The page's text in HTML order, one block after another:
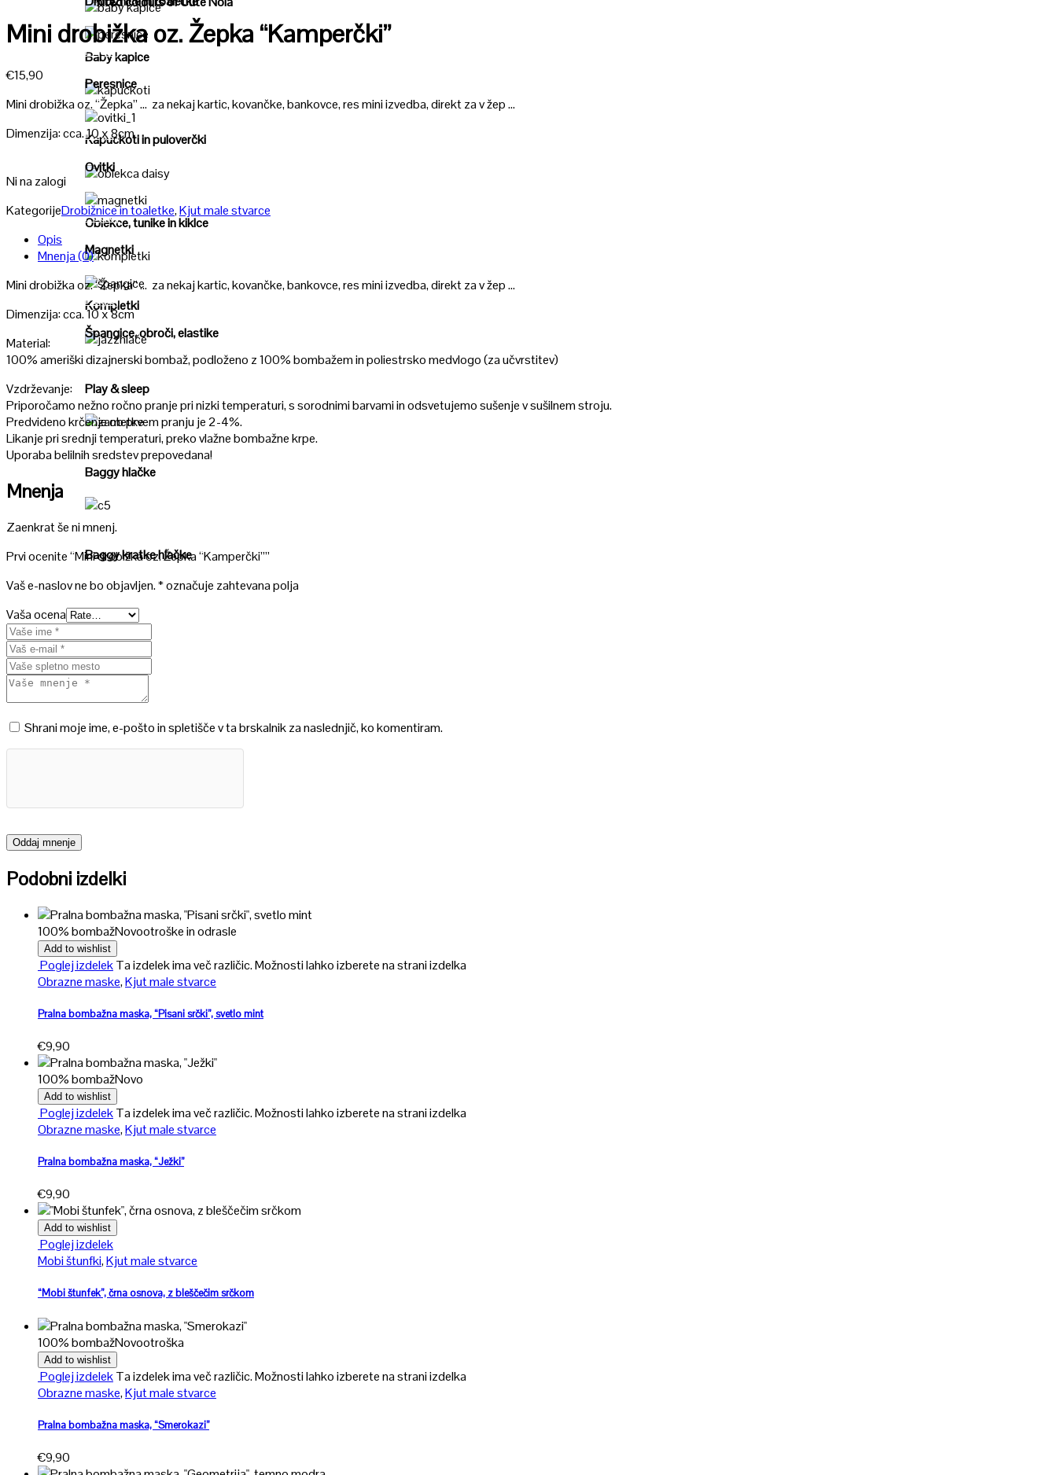
Poglej
Baby kapice
Poglej
Kapuckoti in puloverčki
Poglej
Oblekce, tunike in kiklce
Poglej
Kompletki
Poglej
Play & sleep
Poglej
Baggy hlačke
Poglej
Baggy kratke hlačke
Poglej
Peresnice
Poglej
Ovitki
Poglej
Magnetki
Poglej
Špangice, obroči, elastike
Mini drobižka oz. Žepka “Kamperčki”
€15,90
Mini drobižka oz. “Žepka” … za nekaj kartic, kovančke, bankovce, res mini izvedba, direkt za v žep …
Dimenzija: cca. 10 x 8cm
Ni na zalogi
KategorijeDrobižnice in toaletke,Kjut male stvarce
Opis
Mnenja (0)
Mini drobižka oz. “Žepka” … za nekaj kartic, kovančke, bankovce, res mini izvedba, direkt za v žep …
Dimenzija: cca. 10 x 8cm
Material:
100% ameriški dizajnerski bombaž, podloženo z 100% bombažem in poliestrsko medvlogo (za učvrstitev)
Vzdrževanje:
Priporočamo nežno ročno pranje pri nizki temperaturi, s sorodnimi barvami in odsvetujemo sušenje v sušilnem stroju.
Predvideno krčenje ob prvem pranju je 2-4%.
Likanje pri srednji temperaturi, preko vlažne bombažne krpe.
Uporaba belilnih sredstev prepovedana!
Mnenja
Zaenkrat še ni mnenj.
Prvi ocenite “Mini drobižka oz. Žepka “Kamperčki””
Vaš e-naslov ne bo objavljen.*označuje zahtevana polja
Vaša ocena
Shrani moje ime, e-pošto in spletišče v ta brskalnik za naslednjič, ko komentiram.
Podobni izdelki
100% bombažNovootroške in odrasle
Add to wishlist
Poglej izdelekTa izdelek ima več različic. Možnosti lahko izberete na strani izdelka
Obrazne maske,Kjut male stvarce
Pralna bombažna maska, “Pisani srčki”, svetlo mint
€9,90
100% bombažNovo
Add to wishlist
Poglej izdelekTa izdelek ima več različic. Možnosti lahko izberete na strani izdelka
Obrazne maske,Kjut male stvarce
Pralna bombažna maska, “Ježki”
€9,90
Add to wishlist
Poglej izdelek
Mobi štunfki,Kjut male stvarce
“Mobi štunfek”, črna osnova, z bleščečim srčkom
100% bombažNovootroška
Add to wishlist
Poglej izdelekTa izdelek ima več različic. Možnosti lahko izberete na strani izdelka
Obrazne maske,Kjut male stvarce
Pralna bombažna maska, “Smerokazi”
€9,90